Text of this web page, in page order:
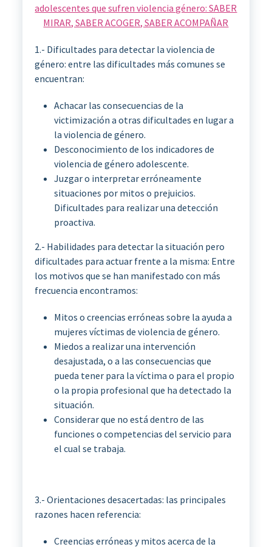
adolescentes que sufren violencia género: SABER
MIRAR, SABER ACOGER, SABER ACOMPAÑAR
1.- Dificultades para detectar la violencia de
género: entre las dificultades más comunes se
encuentran:
Achacar las consecuencias de la
victimización a otras dificultades en lugar a
la violencia de género.
Desconocimiento de los indicadores de
violencia de género adolescente.
Juzgar o interpretar erróneamente
situaciones por mitos o prejuicios.
Dificultades para realizar una detección
proactiva.
2.- Habilidades para detectar la situación pero
dificultades para actuar frente a la misma: Entre
los motivos que se han manifestado con más
frecuencia encontramos:
Mitos o creencias erróneas sobre la ayuda a
mujeres víctimas de violencia de género.
Miedos a realizar una intervención
desajustada, o a las consecuencias que
pueda tener para la víctima o para el propio
o la propia profesional que ha detectado la
situación.
Considerar que no está dentro de las
funciones o competencias del servicio para
el cual se trabaja.
3.- Orientaciones desacertadas: las principales
razones hacen referencia:
Creencias erróneas y mitos acerca de la